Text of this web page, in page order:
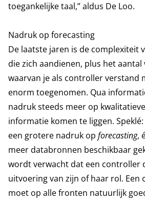
toegankelijke taal,” aldus De Loo.
Nadruk op forecasting
De laatste jaren is de complexiteit
die zich aandienen, plus het aantal
waarvan je als controller verstand
enorm toegenomen. Qua
nadruk steeds meer op
informatie komen te liggen.
een grotere nadruk op forecasting,
meer databronnen beschikbaar
wordt verwacht dat een controller
uitvoering van zijn of haar rol. Een
moet op alle fronten natuurlijk